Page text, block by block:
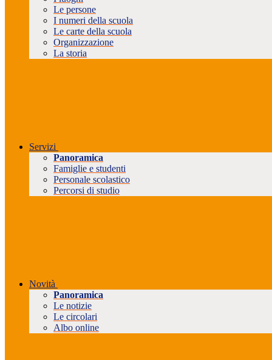
Le persone
I numeri della scuola
Le carte della scuola
Organizzazione
La storia
Servizi
Panoramica
Famiglie e studenti
Personale scolastico
Percorsi di studio
Novità
Panoramica
Le notizie
Le circolari
Albo online